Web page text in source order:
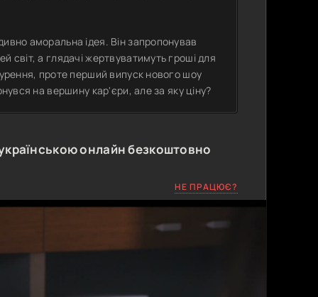
аморальна ідея. Він запропонував
світ, а глядачі жертвуватимуть гроші для
проте перший випуск нового шоу
на вершину кар'єри, але за яку ціну?
онлайн безкоштовно
НЕ ПРАЦЮЄ?